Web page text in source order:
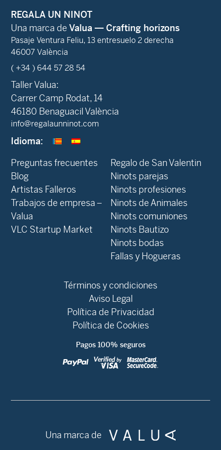
REGALA UN NINOT
Una marca de Valua — Crafting horizons
Pasaje Ventura Feliu, 13 entresuelo 2 derecha
46007 València
( +34 ) 644 57 28 54
Taller Valua:
Carrer Camp Rodat, 14
46180 Benaguacil València
info@regalaunninot.com
Idioma:
Preguntas frecuentes
Blog
Artistas Falleros
Trabajos de empresa –
Valua
VLC Startup Market
Regalo de San Valentin
Ninots parejas
Ninots profesiones
Ninots de Animales
Ninots comuniones
Ninots Bautizo
Ninots bodas
Fallas y Hogueras
Términos y condiciones
Aviso Legal
Política de Privacidad
Política de Cookies
Pagos 100% seguros
Una marca de